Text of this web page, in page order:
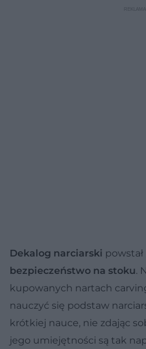
często przewyższa umiejętności. Aby
Dekalog narciarski
bezpieczeństwo na stoku.
kupowanych nartach
nauczyć się podstaw
krótkiej nauce, nie zdając
jego umiejętności są tak